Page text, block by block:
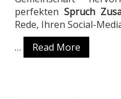
perfekten Spruch
Rede, Ihren Social-
…
Read More